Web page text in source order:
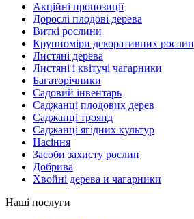
Акційні пропозиції
Дорослі плодові дерева
Виткі рослини
Крупноміри декоративних рослин
Листяні дерева
Листяні і квітучі чагарники
Багаторічники
Садовий інвентарь
Саджанці плодових дерев
Саджанці троянд
Саджанці ягідних культур
Насіння
Засоби захисту рослин
Добрива
Хвойні дерева и чагарники
Наші послуги